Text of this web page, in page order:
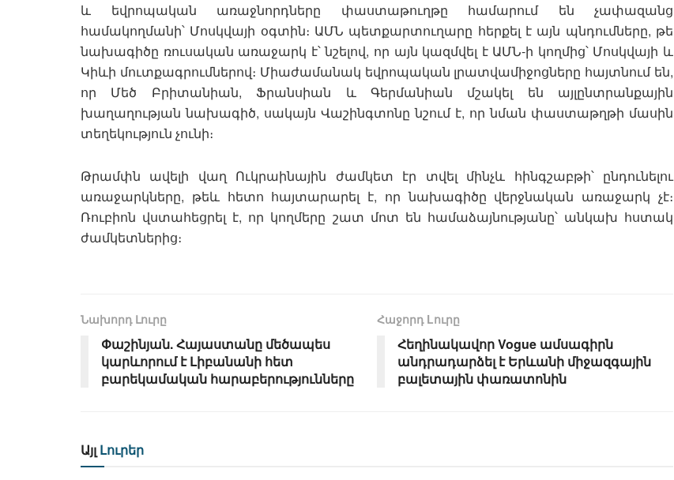
և եվրոպական առաջնորդները փաստաթուղթը համարում են չափազանց
համակողմանի՝ Մոսկվայի օգտին։ ԱՄՆ պետքարտուղարը հերքել է այն պնդումները, թե
նախագիծը ռուսական առաջարկ է՝ նշելով, որ այն կազմվել է ԱՄՆ-ի կողմից՝ Մոսկվայի և
Կիևի մուտքագրումներով։ Միաժամանակ եվրոպական լրատվամիջոցները հայտնում են,
որ Մեծ Բրիտանիան, Ֆրանսիան և Գերմանիան մշակել են այլընտրանքային
խաղաղության նախագիծ, սակայն Վաշինգտոնը նշում է, որ նման փաստաթղթի մասին
տեղեկություն չունի։
Թրամփն ավելի վաղ Ուկրաինային ժամկետ էր տվել մինչև հինգշաբթի՝ ընդունելու
առաջարկները, թեև հետո հայտարարել է, որ նախագիծը վերջնական առաջարկ չէ։
Ռուբիոն վստահեցրել է, որ կողմերը շատ մոտ են համաձայնությանը՝ անկախ հստակ
ժամկետներից։
Նախորդ Լուրը
Փաշինյան. Հայաստանը մեծապես
կարևորում է Լիբանանի հետ
բարեկամական հարաբե­րությունները
Հաջորդ Lուրը
Հեղինակավոր Vogue ամսագիրն
անդրադարձել է Երևանի միջազգային
բալետային փառատոնին
Այլ Լուրեր